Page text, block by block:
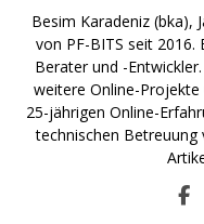
Besim Karadeniz (bka),
von PF-BITS seit 2016.
Berater und -
weitere Online-
25-jährigen Online-
technischen Betreuung